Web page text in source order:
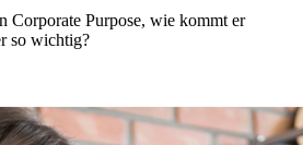
Corporate Purpose, wie kommt er
so wichtig?